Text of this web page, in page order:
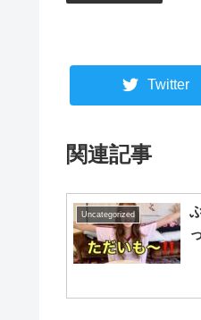
Twitter
関連記事
Uncategorized